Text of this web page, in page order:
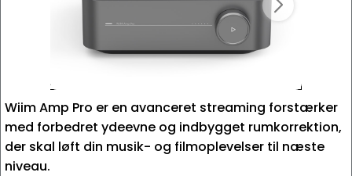
Wiim Amp Pro er en avanceret streaming forstærker
med forbedret ydeevne og indbygget rumkorrektion,
der skal løft din musik- og filmoplevelser til næste
niveau.